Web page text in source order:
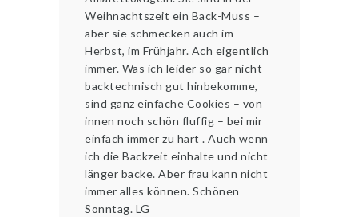
Weihnachtszeit ein Back-Muss –
aber sie schmecken auch im
Herbst, im Frühjahr. Ach eigentlich
immer. Was ich leider so gar nicht
backtechnisch gut hinbekomme,
sind ganz einfache Cookies – von
innen noch schön fluffig – bei mir
einfach immer zu hart . Auch wenn
ich die Backzeit einhalte und nicht
länger backe. Aber frau kann nicht
immer alles können. Schönen
Sonntag. LG